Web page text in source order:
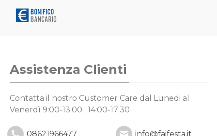
Assistenza Clienti
Contatta il nostro Customer Care dal Lunedi al
Venerdì 9:00-13:00 ; 14:00-17:30
08621966477 info@faifesta.it